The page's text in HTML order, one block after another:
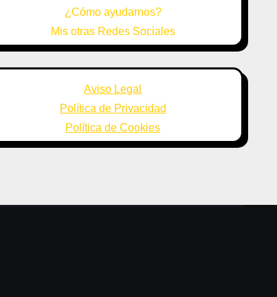
¿Cómo ayudarnos?
Mis otras Redes Sociales
Aviso Legal
Política de Privacidad
Política de Cookies